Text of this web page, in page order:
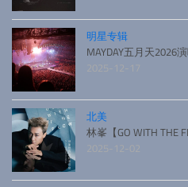
明星专辑
MAYDAY五月天2026
2025-12-17
北美
林峯【GO WITH THE
2025-12-02